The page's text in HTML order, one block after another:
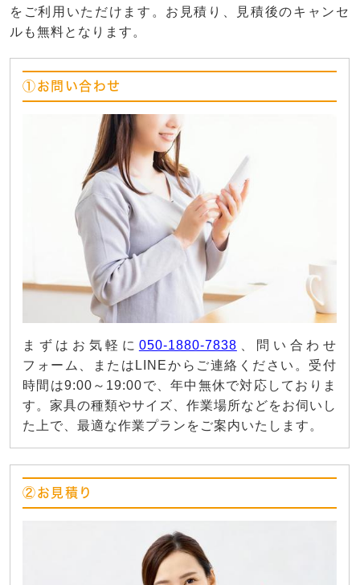
をご利用いただけます。お見積り、見積後のキャンセ
ルも無料となります。
①お問い合わせ
まずはお気軽に 050-1880-7838 、問い合わせ
フォーム、またはLINEからご連絡ください。受付
時間は9:00～19:00で、年中無休で対応しておりま
す。家具の種類やサイズ、作業場所などをお伺いし
た上で、最適な作業プランをご案内いたします。
②お見積り